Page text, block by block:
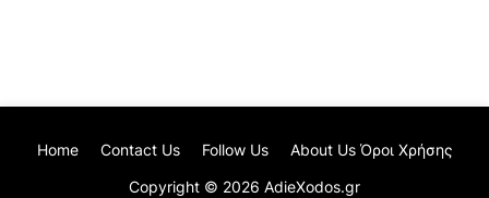
Copyright © 2026 AdieXodos.gr
Home Contact Us Follow Us About Us Όροι Χρήσης